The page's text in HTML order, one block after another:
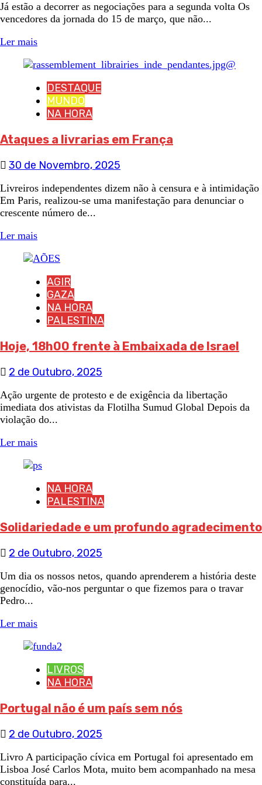
Já estão a decorrer as negociações para a segunda volta Os
vencedores da jornada do 15 de março, que não...
Ler mais
DESTAQUE
MUNDO
NA HORA
Ataques a livrarias em França
30 de Novembro, 2025
Livreiros independentes dizem não à censura e à intimidação
Em Paris, realizou-se uma manifestação para denunciar o
crescente número de...
Ler mais
AGIR
GAZA
NA HORA
PALESTINA
Hoje, 18h00 frente à Embaixada de Israel
2 de Outubro, 2025
Ação urgente de protesto e de exigência da libertação
imediata dos ativistas da Flotilha Sumud Global Depois da
violação do...
Ler mais
NA HORA
PALESTINA
Solidariedade e um profundo agradecimento
2 de Outubro, 2025
Um dia os nossos netos, quando aprenderem a história deste
genocídio, vão-nos perguntar o que fizemos para o travar
Pedro...
Ler mais
LIVROS
NA HORA
Portugal não é um país sem nós
2 de Outubro, 2025
Livro A participação cívica em Portugal foi apresentado em
Lisboa José Carlos Mota, muito bem acompanhado na mesa
constituída para...